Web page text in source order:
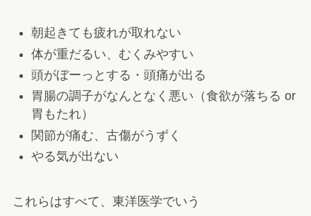
朝起きても疲れが取れない
体が重だるい、むくみやすい
頭がぼーっとする・頭痛が出る
胃腸の調子がなんとなく悪い（食欲が落ちる or
胃もたれ）
関節が痛む、古傷がうずく
やる気が出ない
これらはすべて、東洋医学でいう